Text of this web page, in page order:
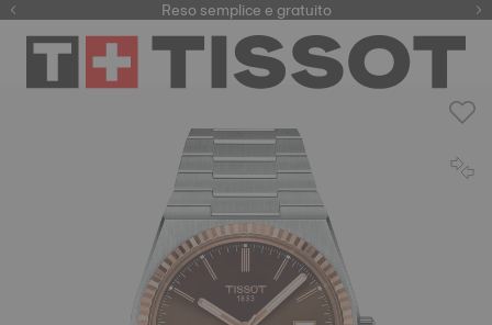
Reso semplice e gratuito